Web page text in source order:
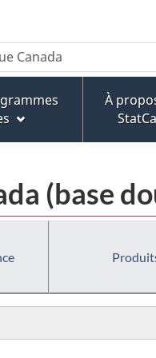
À
(base